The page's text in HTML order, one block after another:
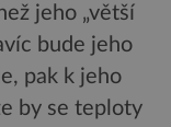
jeho „větší
bude jeho
pak k jeho
by se teploty